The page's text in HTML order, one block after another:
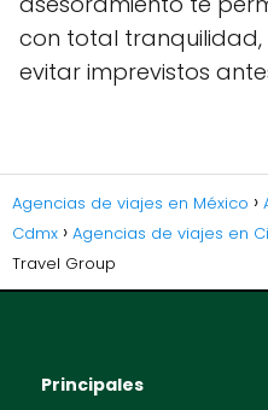
con total
evitar imprevistos
Agencias de viajes en México
Cdmx
Agencias de viajes en
Travel Group
Principales